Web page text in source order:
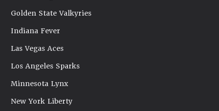
Golden State Valkyries
Indiana Fever
Las Vegas Aces
Los Angeles Sparks
Minnesota Lynx
New York Liberty